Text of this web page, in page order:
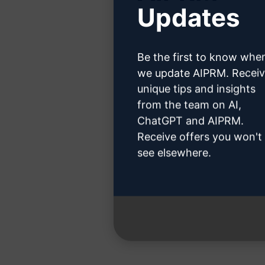
3. lépés :
Updates
Be the first to know
we update AIPRM.
unique tips and insights
from the team on AI,
ChatGPT and AIPRM.
Receive offers you won't
see elsewhere.